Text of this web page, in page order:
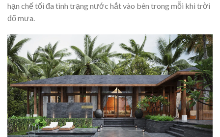
hạn chế tối đa tình trạng nước hắt vào bên trong mỗi khi trời
đổ mưa.